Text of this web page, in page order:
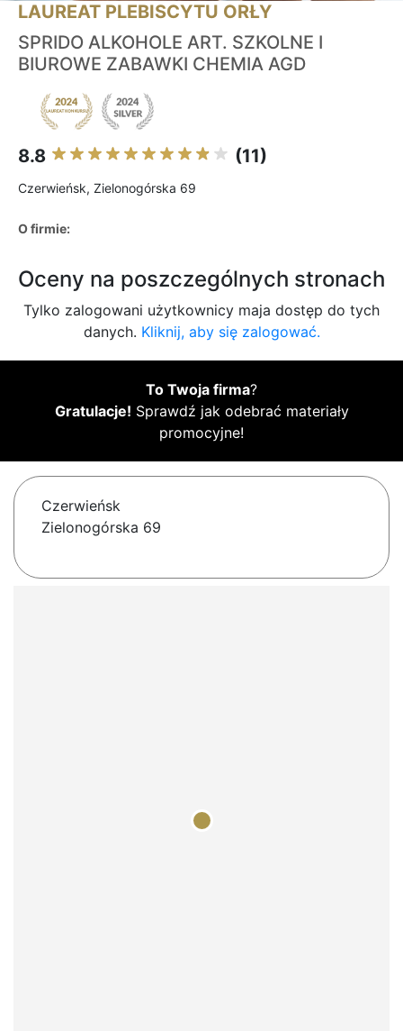
LAUREAT PLEBISCYTU ORŁY
SPRIDO ALKOHOLE ART. SZKOLNE I
BIUROWE ZABAWKI CHEMIA AGD
8.8 (11)
Czerwieńsk, Zielonogórska 69
O firmie:
Oceny na poszczególnych stronach
Tylko zalogowani użytkownicy maja dostęp do tych
danych. Kliknij, aby się zalogować.
To Twoja firma?
Gratulacje! Sprawdź jak odebrać materiały
promocyjne!
Czerwieńsk
Zielonogórska 69